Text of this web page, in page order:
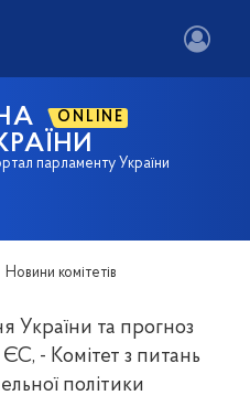
ONLINE
парламенту України
Новини комітетів
України та прогноз
- Комітет з питань
політики